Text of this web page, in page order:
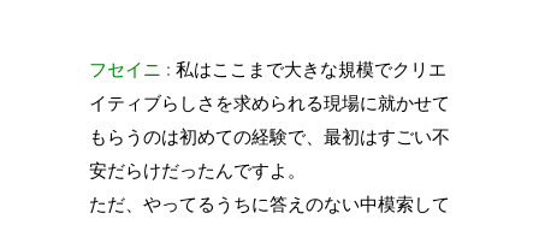
フセイニ : 私はここまで大きな規模でクリエ
イティブらしさを求められる現場に就かせて
もらうのは初めての経験で、最初はすごい不
安だらけだったんですよ。
ただ、やってるうちに答えのない中模索して